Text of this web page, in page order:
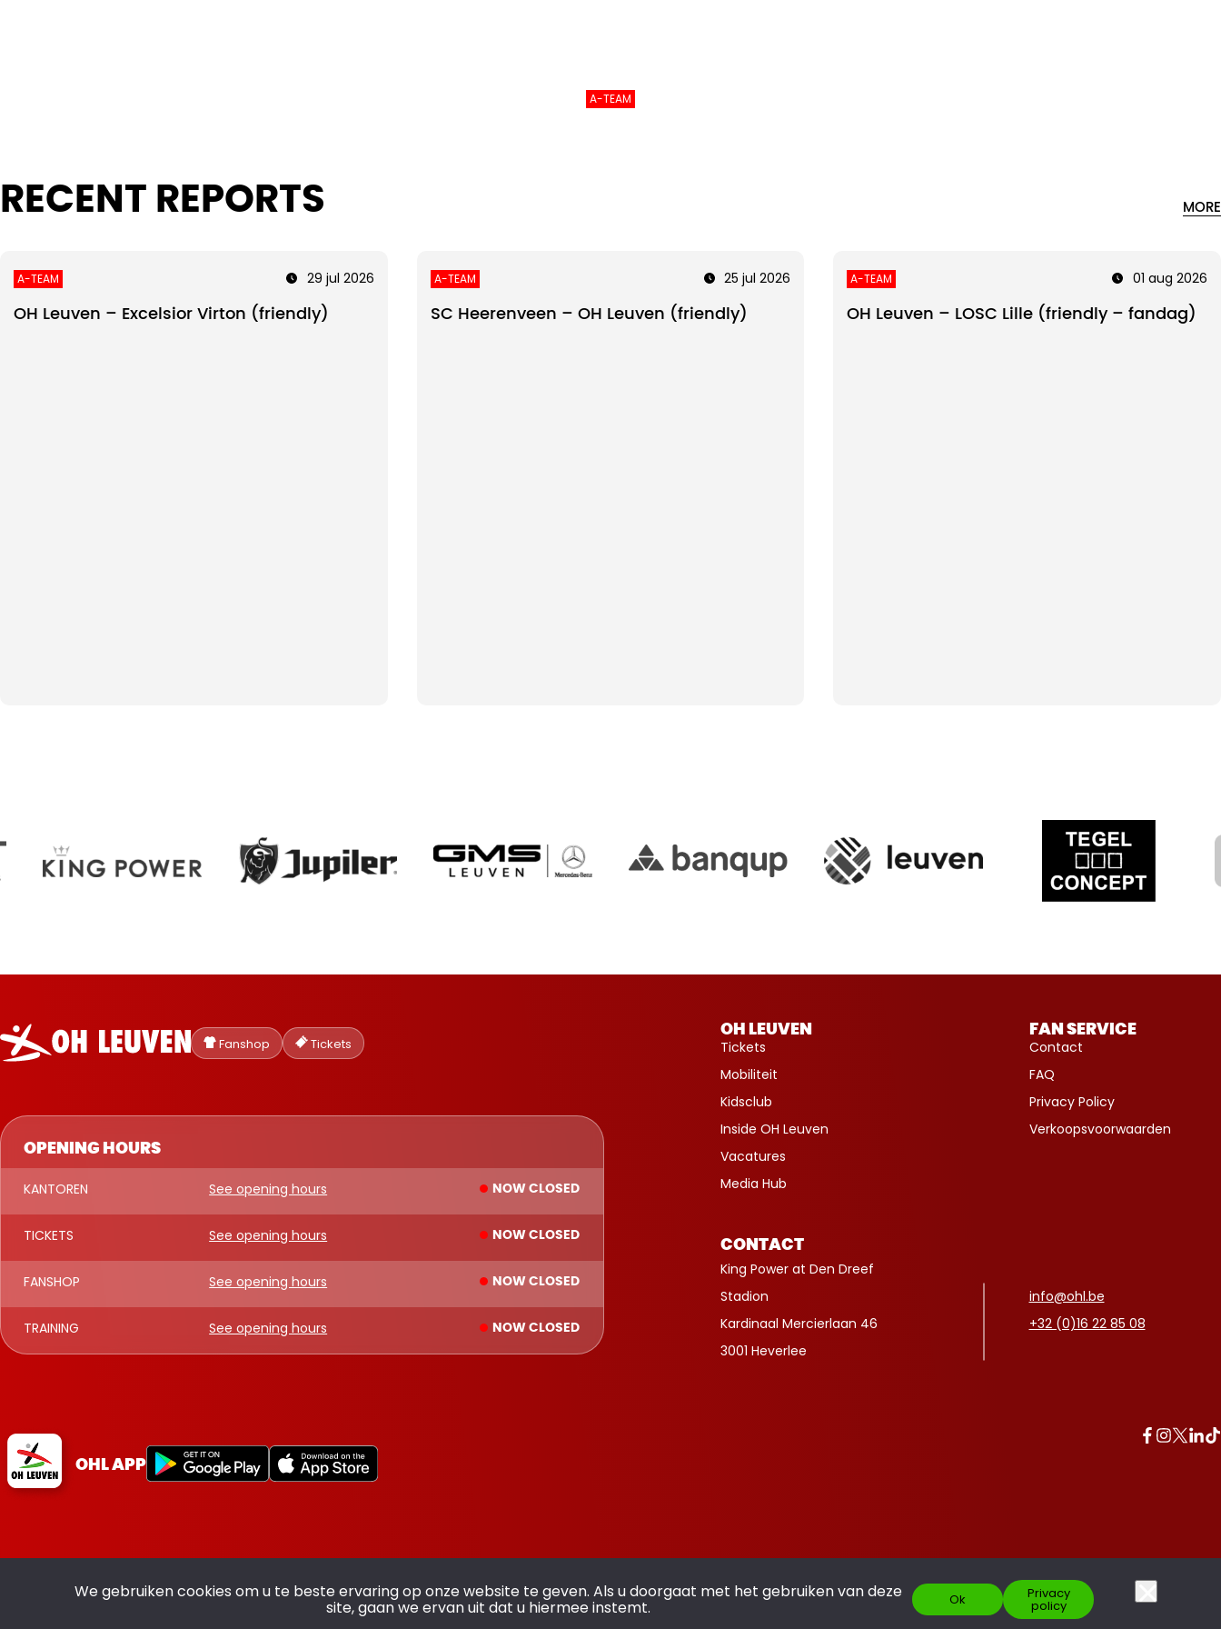
A-TEAM
RECENT REPORTS MORE
A-TEAM 29 jul 2026
OH Leuven – Excelsior Virton (friendly)
A-TEAM 25 jul 2026
SC Heerenveen – OH Leuven (friendly)
A-TEAM 01 aug 2026
OH Leuven – LOSC Lille (friendly – fandag)
Oud-
Heverlee
Leuven
Fanshop Tickets
OPENING HOURS
KANTOREN See opening hours NOW CLOSED
TICKETS See opening hours NOW CLOSED
FANSHOP See opening hours NOW CLOSED
TRAINING See opening hours NOW CLOSED
OH LEUVEN
Tickets
Mobiliteit
Kidsclub
Inside OH Leuven
Vacatures
Media Hub
FAN SERVICE
Contact
FAQ
Privacy Policy
Verkoopsvoorwaarden
CONTACT
King Power at Den Dreef
Stadion
Kardinaal Mercierlaan 46
3001 Heverlee
info@ohl.be
+32 (0)16 22 85 08
OHL APP
Made with pride by
We gebruiken cookies om u te beste ervaring op onze website te geven. Als u doorgaat met het gebruiken van deze
site, gaan we ervan uit dat u hiermee instemt. Ok Privacy
policy